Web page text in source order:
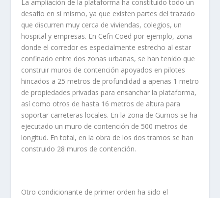
La ampliación de la plataforma ha constituido todo un
desafío en sí mismo, ya que existen partes del trazado
que discurren muy cerca de viviendas, colegios, un
hospital y empresas. En Cefn Coed por ejemplo, zona
donde el corredor es especialmente estrecho al estar
confinado entre dos zonas urbanas, se han tenido que
construir muros de contención apoyados en pilotes
hincados a 25 metros de profundidad a apenas 1 metro
de propiedades privadas para ensanchar la plataforma,
así como otros de hasta 16 metros de altura para
soportar carreteras locales. En la zona de Gurnos se ha
ejecutado un muro de contención de 500 metros de
longitud. En total, en la obra de los dos tramos se han
construido 28 muros de contención.
Otro condicionante de primer orden ha sido el